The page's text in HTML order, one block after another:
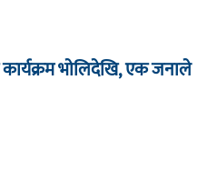
कार्यक्रम भाेलिदेखि, एक जनाले